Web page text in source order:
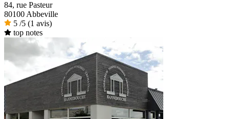
84, rue Pasteur
80100 Abbeville
5 /5 (1 avis)
top notes